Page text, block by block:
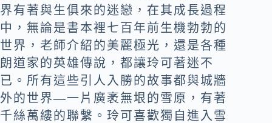
界有著與生俱來的迷戀，在其成長過程
中，無論是書本裡七百年前生機勃勃的
世界，老師介紹的美麗極光，還是各種
朗道家的英雄傳說，都讓玲可著迷不
已。所有這些引人入勝的故事都與城牆
外的世界—一片廣袤無垠的雪原，有著
千絲萬縷的聯繫。玲可喜歡獨自進入雪